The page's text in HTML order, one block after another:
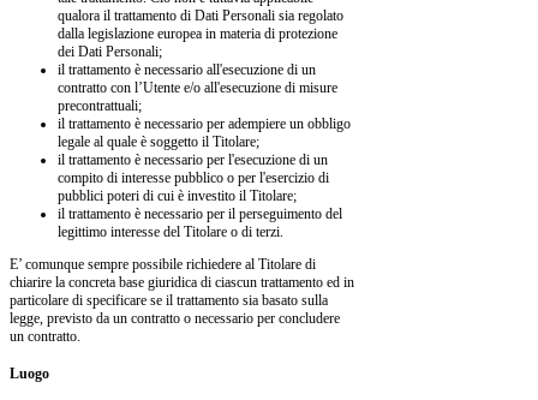
qualora il trattamento di Dati Personali sia regolato
dalla legislazione europea in materia di protezione
dei Dati Personali;
il trattamento è necessario all'esecuzione di un
contratto con l’Utente e/o all'esecuzione di misure
precontrattuali;
il trattamento è necessario per adempiere un obbligo
legale al quale è soggetto il Titolare;
il trattamento è necessario per l'esecuzione di un
compito di interesse pubblico o per l'esercizio di
pubblici poteri di cui è investito il Titolare;
il trattamento è necessario per il perseguimento del
legittimo interesse del Titolare o di terzi.
E’ comunque sempre possibile richiedere al Titolare di
chiarire la concreta base giuridica di ciascun trattamento ed in
particolare di specificare se il trattamento sia basato sulla
legge, previsto da un contratto o necessario per concludere
un contratto.
Luogo